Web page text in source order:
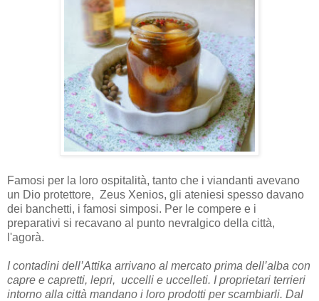
Famosi per la loro ospitalità, tanto che i viandanti avevano
un Dio protettore, Zeus Xenios, gli ateniesi spesso davano
dei banchetti, i famosi simposi. Per le compere e i
preparativi si recavano al punto nevralgico della città,
l'agorà.
I contadini dell’Attika arrivano al mercato prima dell’alba con
capre e capretti, lepri, uccelli e uccelleti. I proprietari terrieri
intorno alla città mandano i loro prodotti per scambiarli. Dal